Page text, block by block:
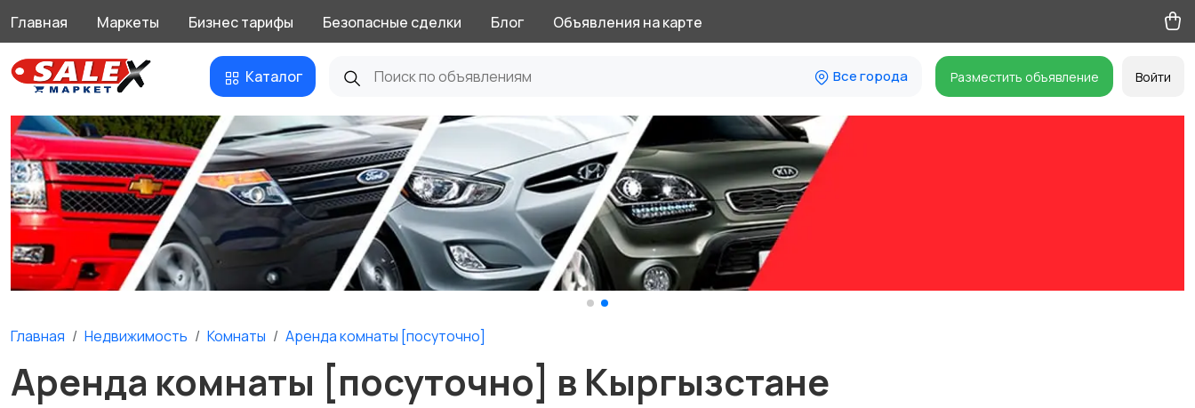
Главная Маркеты Бизнес тарифы Безопасные сделки Блог Объявления на карте
Каталог Все города Разместить объявление Войти
Главная Недвижимость Комнаты Аренда комнаты [посуточно]
Аренда комнаты [посуточно] в Кыргызстане